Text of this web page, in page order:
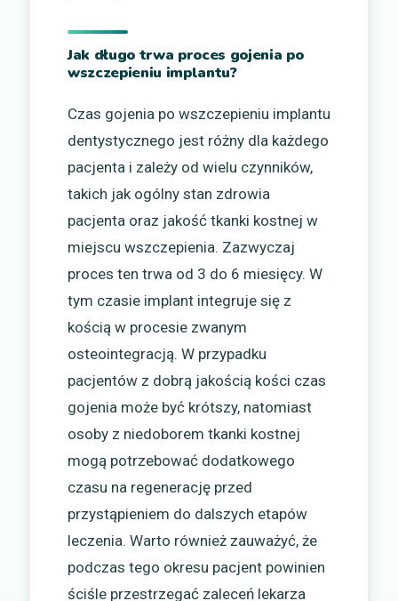
Jak długo trwa proces gojenia po
wszczepieniu implantu?
Czas gojenia po wszczepieniu implantu
dentystycznego jest różny dla każdego
pacjenta i zależy od wielu czynników,
takich jak ogólny stan zdrowia
pacjenta oraz jakość tkanki kostnej w
miejscu wszczepienia. Zazwyczaj
proces ten trwa od 3 do 6 miesięcy. W
tym czasie implant integruje się z
kością w procesie zwanym
osteointegracją. W przypadku
pacjentów z dobrą jakością kości czas
gojenia może być krótszy, natomiast
osoby z niedoborem tkanki kostnej
mogą potrzebować dodatkowego
czasu na regenerację przed
przystąpieniem do dalszych etapów
leczenia. Warto również zauważyć, że
podczas tego okresu pacjent powinien
ściśle przestrzegać zaleceń lekarza